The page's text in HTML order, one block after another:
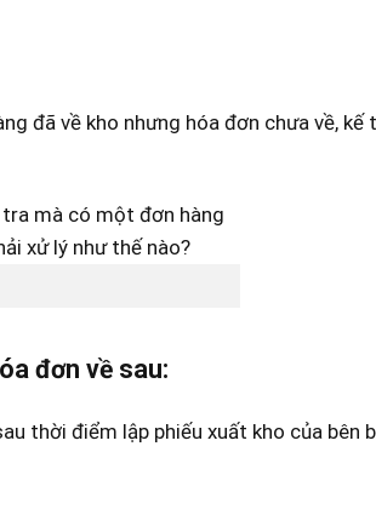
đã về kho nhưng hóa đơn chưa về, kế
đơn về sau:
thời điểm lập phiếu xuất kho của bên